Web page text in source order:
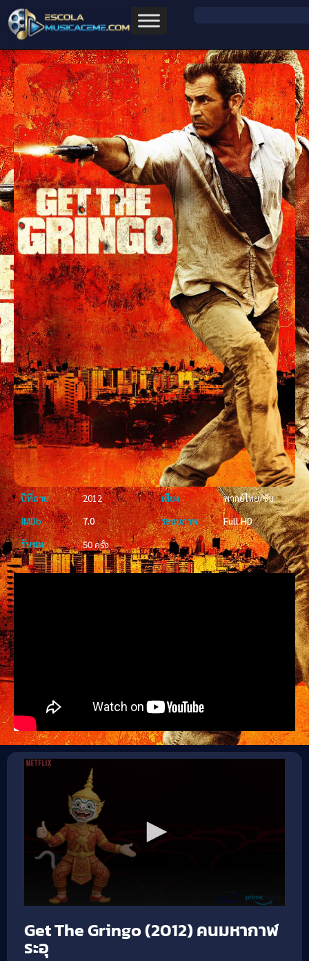
ปีที่ฉาย 2012 เสียง
พากย์ไทย/ซับ
IMDb
7.0 ระบบภาพ
Full HD
รับชม
50 ครั้ง
Get The Gringo (2012) คนมหากาฬ
ระอุ